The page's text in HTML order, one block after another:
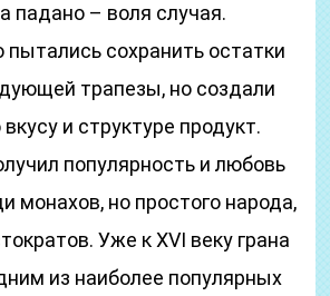
падано – воля случая.
сохранить остатки
трапезы, но создали
и структуре продукт.
популярность и любовь
монахов, но простого народа,
Уже к XVI веку грана
из наиболее популярных